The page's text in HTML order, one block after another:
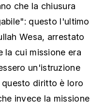
che la chiusura
questo l'ultimo
Wesa, arrestato
la cui missione era
un'istruzione
questo diritto è loro
invece la missione